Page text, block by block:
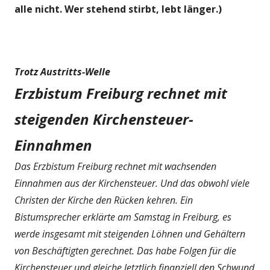
alle nicht. Wer stehend stirbt, lebt länger.)
Trotz Austritts-Welle
Erzbistum Freiburg rechnet mit
steigenden Kirchensteuer-
Einnahmen
Das Erzbistum Freiburg rechnet mit wachsenden
Einnahmen aus der Kirchensteuer. Und das obwohl viele
Christen der Kirche den Rücken kehren. Ein
Bistumsprecher erklärte am Samstag in Freiburg, es
werde insgesamt mit steigenden Löhnen und Gehältern
von Beschäftigten gerechnet. Das habe Folgen für die